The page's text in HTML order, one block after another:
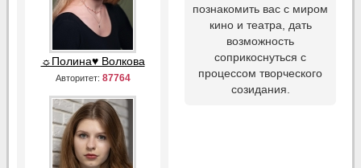
☼Полина♥ Волкова
Авторитет: 87764
познакомить вас с миром
кино и театра, дать
возможность
соприкоснуться с
процессом творческого
созидания.